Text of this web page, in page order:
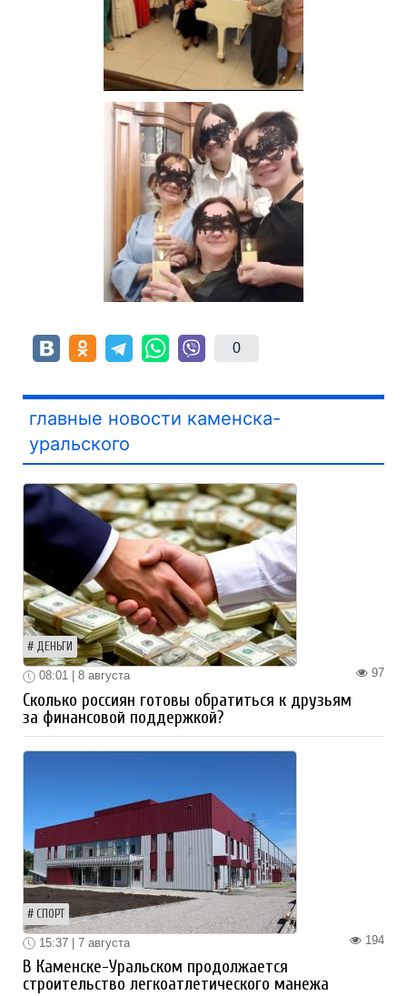
0
главные новости каменска-
уральского
ДЕНЬГИ
97
08:01 | 8 августа
Сколько россиян готовы обратиться к друзьям
за финансовой поддержкой?
СПОРТ
194
15:37 | 7 августа
В Каменске-Уральском продолжается
строительство легкоатлетического манежа